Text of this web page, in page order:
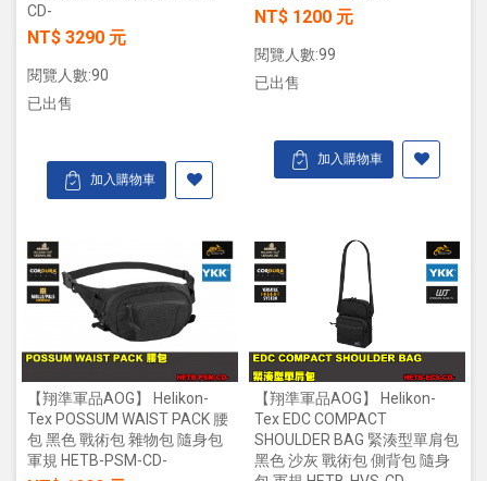
CD-
NT$ 3290 元
閱覽人數:90
已出售
加入購物車
NT$ 1200 元
閱覽人數:99
已出售
加入購物車
【翔準軍品AOG】 Helikon-
Tex POSSUM WAIST PACK 腰
包 黑色 戰術包 雜物包 隨身包
軍規 HETB-PSM-CD-
【翔準軍品AOG】 Helikon-
Tex EDC COMPACT
SHOULDER BAG 緊湊型單肩包
黑色 沙灰 戰術包 側背包 隨身